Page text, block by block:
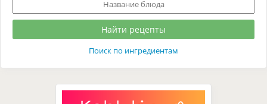
Поиск по ингредиентам